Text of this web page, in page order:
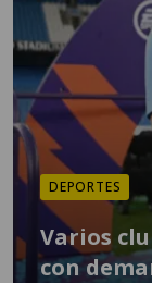
DEPORTES
Varios
con